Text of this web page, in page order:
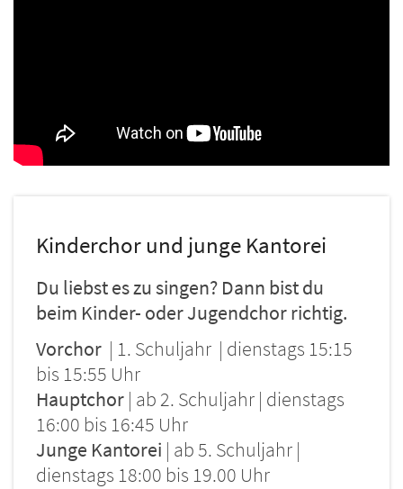
Kinderchor und junge Kantorei
Du liebst es zu singen? Dann bist du
beim Kinder- oder Jugendchor richtig.
Vorchor | 1. Schuljahr | dienstags 15:15
bis 15:55 Uhr
Hauptchor | ab 2. Schuljahr | dienstags
16:00 bis 16:45 Uhr
Junge Kantorei | ab 5. Schuljahr |
dienstags 18:00 bis 19.00 Uhr